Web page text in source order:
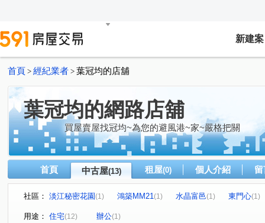
新建案
首頁 > 經紀業者 > 葉冠均的店舖
葉冠均的網路店舖
買屋賣屋找冠均~為您的避風港~家~嚴格把關
首頁 中古屋(13) 租屋(0) 個人介紹
社區： 淡江秘密花園(1) 鴻築MM21(1) 水晶富邑(1) 東門心(1)
探索21 竹科主人2
用途： 住宅(12) 辦公(1)